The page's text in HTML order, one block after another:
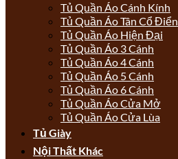
Tủ Quần Áo Cánh Kính
Tủ Quần Áo Tân Cổ Điển
Tủ Quần Áo Hiện Đại
Tủ Quần Áo 3 Cánh
Tủ Quần Áo 4 Cánh
Tủ Quần Áo 5 Cánh
Tủ Quần Áo 6 Cánh
Tủ Quần Áo Cửa Mở
Tủ Quần Áo Cửa Lùa
Tủ Giày
Nội Thất Khác